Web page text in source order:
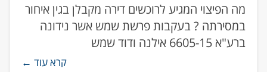
מה הפיצוי המגיע לרוכשים דירה מקבלן בגין איחור
במסירתה ? בעקבות פרשת שמש אשר נידונה
ברע"א 6605-15 אילנה ודוד שמש
קרא עוד ←